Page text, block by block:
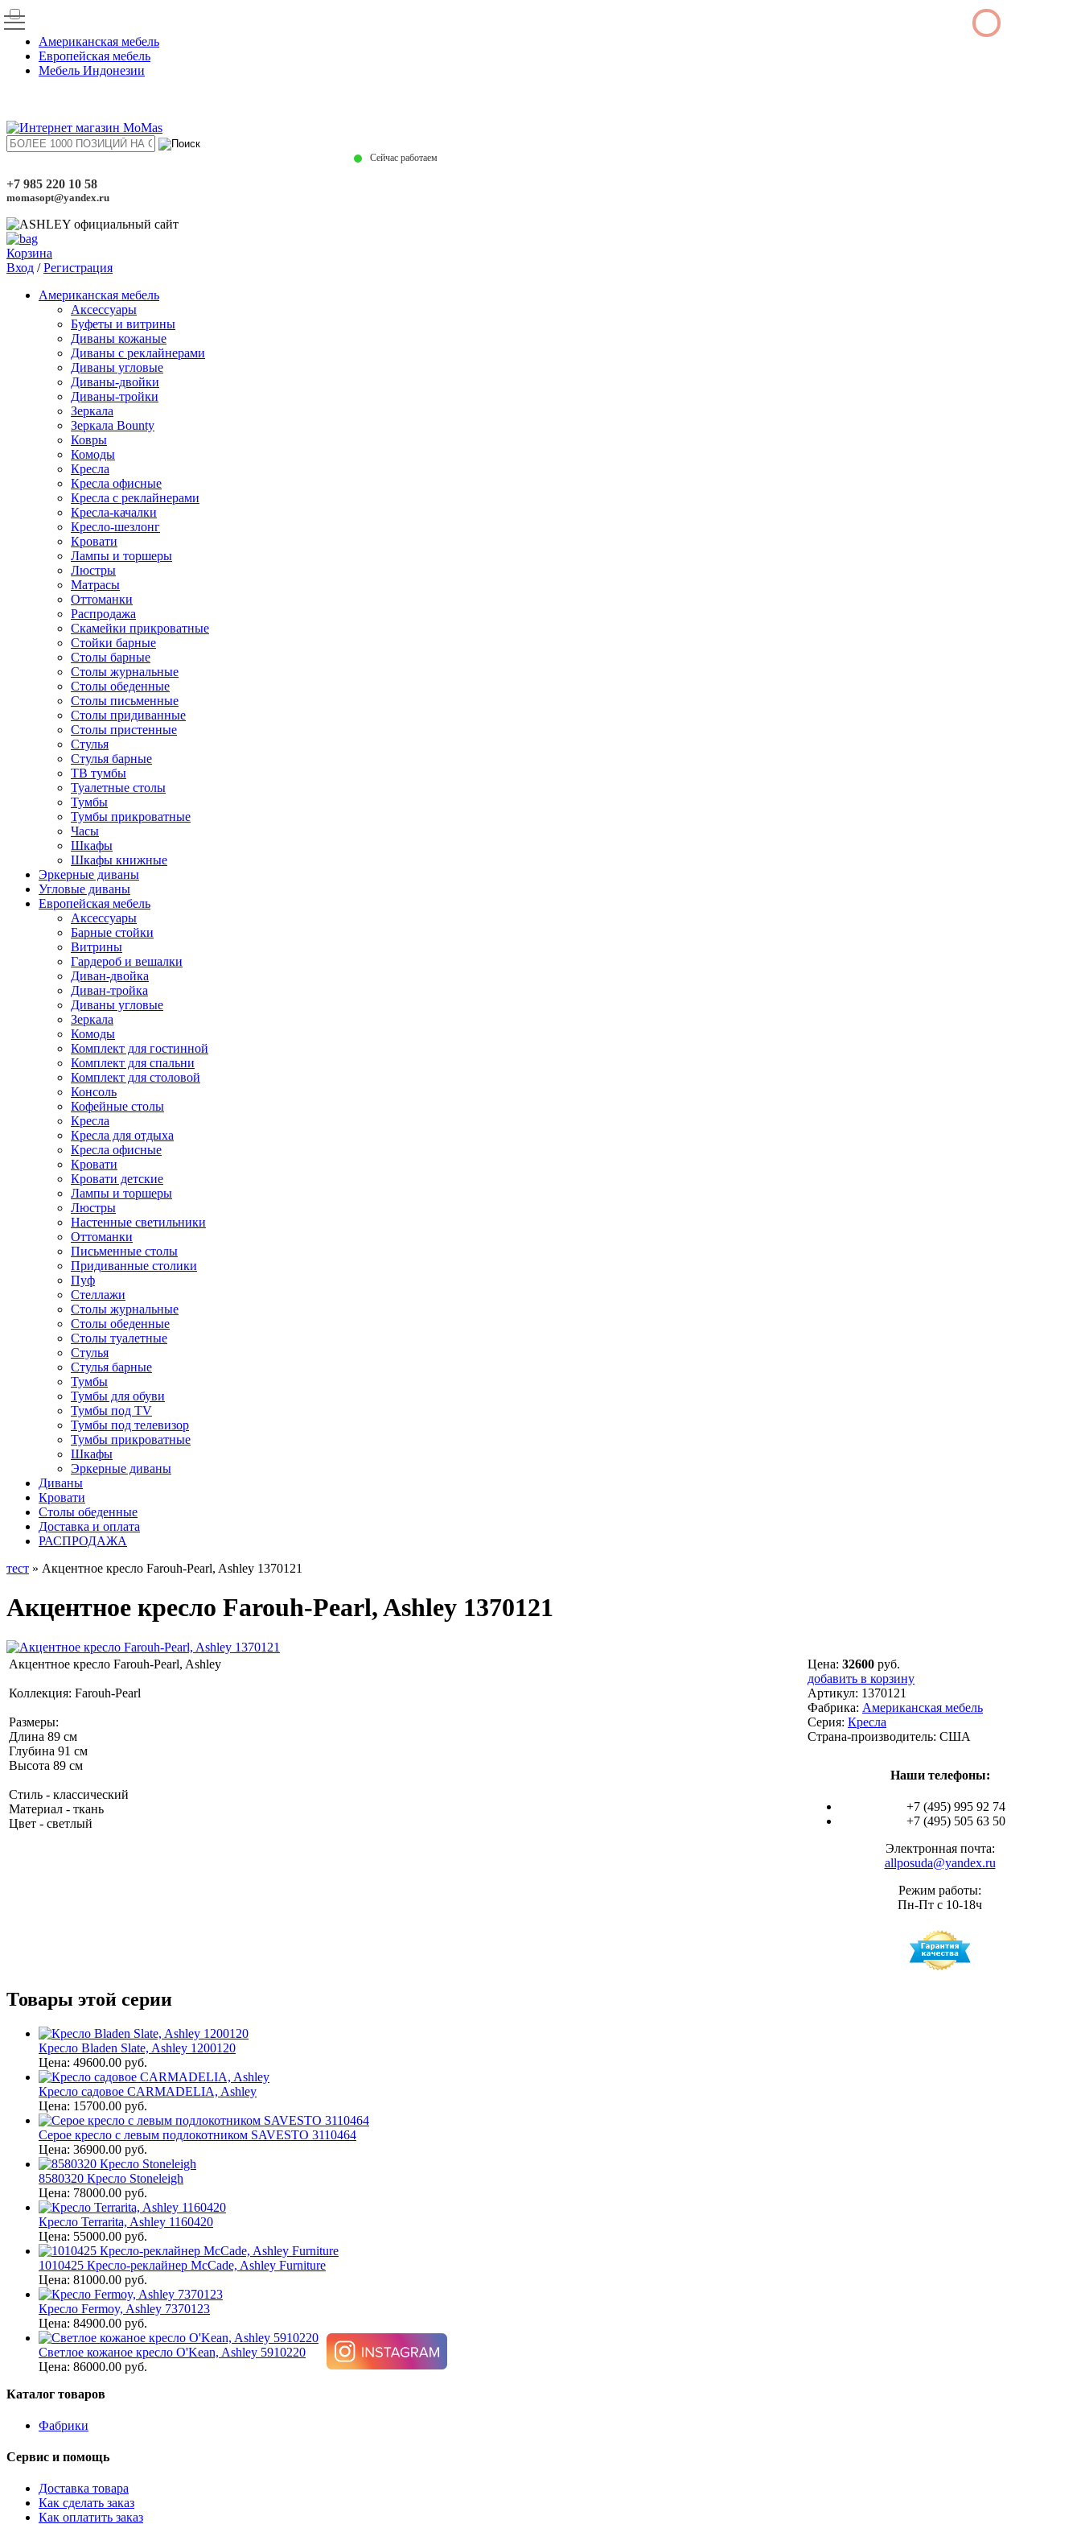
Американская мебель
Европейская мебель
Мебель Индонезии
Сейчас работаем
+7 985 220 10 58
momasopt@yandex.ru
Корзина
Вход /Регистрация
Американская мебель
Аксессуары
Буфеты и витрины
Диваны кожаные
Диваны с реклайнерами
Диваны угловые
Диваны-двойки
Диваны-тройки
Зеркала
Зеркала Bounty
Ковры
Комоды
Кресла
Кресла офисные
Кресла с реклайнерами
Кресла-качалки
Кресло-шезлонг
Кровати
Лампы и торшеры
Люстры
Матрасы
Оттоманки
Распродажа
Скамейки прикроватные
Стойки барные
Столы барные
Столы журнальные
Столы обеденные
Столы письменные
Столы придиванные
Столы пристенные
Стулья
Стулья барные
ТВ тумбы
Туалетные столы
Тумбы
Тумбы прикроватные
Часы
Шкафы
Шкафы книжные
Эркерные диваны
Угловые диваны
Европейская мебель
Аксессуары
Барные стойки
Витрины
Гардероб и вешалки
Диван-двойка
Диван-тройка
Диваны угловые
Зеркала
Комоды
Комплект для гостинной
Комплект для спальни
Комплект для столовой
Консоль
Кофейные столы
Кресла
Кресла для отдыха
Кресла офисные
Кровати
Кровати детские
Лампы и торшеры
Люстры
Настенные светильники
Оттоманки
Письменные столы
Придиванные столики
Пуф
Стеллажи
Столы журнальные
Столы обеденные
Столы туалетные
Стулья
Стулья барные
Тумбы
Тумбы для обуви
Тумбы под TV
Тумбы под телевизор
Тумбы прикроватные
Шкафы
Эркерные диваны
Диваны
Кровати
Столы обеденные
Доставка и оплата
РАСПРОДАЖА
тест » Акцентное кресло Farouh-Pearl, Ashley 1370121
Акцентное кресло Farouh-Pearl, Ashley 1370121
Акцентное кресло Farouh-Pearl, Ashley
Коллекция: Farouh-Pearl
Размеры:
Длина 89 см
Глубина 91 см
Высота 89 см
Стиль - классический
Материал - ткань
Цвет - светлый
Цена: 32600 руб.
добавить в корзину
Артикул: 1370121
Фабрика: Американская мебель
Серия: Кресла
Страна-производитель: США
Наши телефоны:
+7 (495) 995 92 74
+7 (495) 505 63 50
Электронная почта:
allposuda@yandex.ru
Режим работы:
Пн-Пт с 10-18ч
Товары этой серии
Кресло Bladen Slate, Ashley 1200120
Цена: 49600.00 руб.
Кресло садовое CARMADELIA, Ashley
Цена: 15700.00 руб.
Серое кресло с левым подлокотником SAVESTO 3110464
Цена: 36900.00 руб.
8580320 Кресло Stoneleigh
Цена: 78000.00 руб.
Кресло Terrarita, Ashley 1160420
Цена: 55000.00 руб.
1010425 Кресло-реклайнер McCade, Ashley Furniture
Цена: 81000.00 руб.
Кресло Fermoy, Ashley 7370123
Цена: 84900.00 руб.
Светлое кожаное кресло O'Kean, Ashley 5910220
Цена: 86000.00 руб.
Каталог товаров
Фабрики
Сервис и помощь
Доставка товара
Как сделать заказ
Как оплатить заказ